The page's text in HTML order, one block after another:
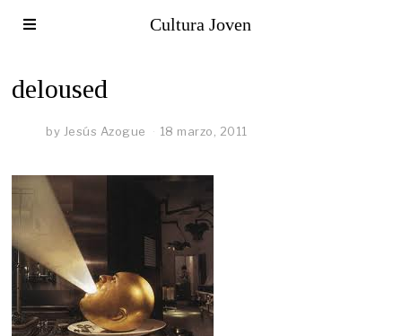
Cultura Joven
deloused
by Jesús Azogue 18 marzo, 2011